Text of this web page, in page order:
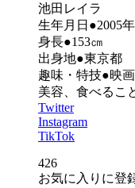
池田レイラ
生年月日●2005
身長●153㎝
出身地●東京都
趣味・特技●映
美容、食べるこ
Twitter
Instagram
TikTok
426
お気に入りに登